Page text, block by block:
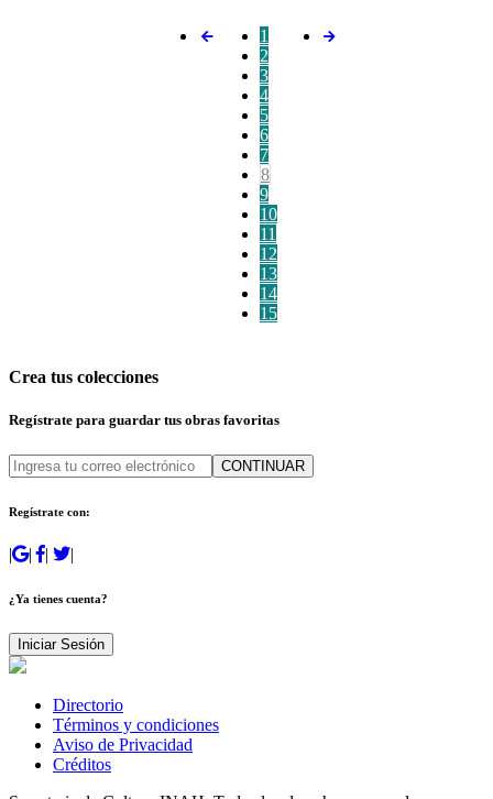
1
2
3
4
5
6
7
8
9
10
11
12
13
14
15
Crea tus colecciones
Regístrate para guardar tus obras favoritas
CONTINUAR
Regístrate con:
|
¿Ya tienes cuenta?
Iniciar Sesión
Directorio
Términos y condiciones
Aviso de Privacidad
Créditos